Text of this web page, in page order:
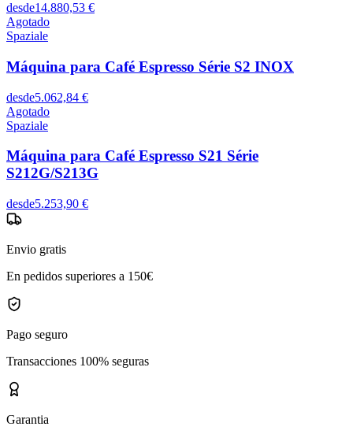
desde14.880,53 €
Agotado
Spaziale
Máquina para Café Espresso Série S2 INOX
desde5.062,84 €
Agotado
Spaziale
Máquina para Café Espresso S21 Série
S212G/S213G
desde5.253,90 €
Envio gratis
En pedidos superiores a 150€
Pago seguro
Transacciones 100% seguras
Garantia